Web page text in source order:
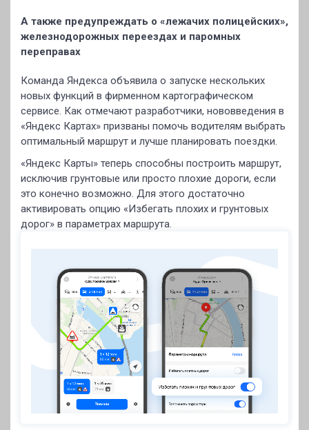
А также предупреждать о «лежачих полицейских»,
железнодорожных переездах и паромных
переправах
Команда Яндекса объявила о запуске нескольких
новых функций в фирменном картографическом
сервисе. Как отмечают разработчики, нововведения в
«Яндекс Картах» призваны помочь водителям выбрать
оптимальный маршрут и лучше планировать поездки.
«Яндекс Карты» теперь способны построить маршрут,
исключив грунтовые или просто плохие дороги, если
это конечно возможно. Для этого достаточно
активировать опцию «Избегать плохих и грунтовых
дорог» в параметрах маршрута.